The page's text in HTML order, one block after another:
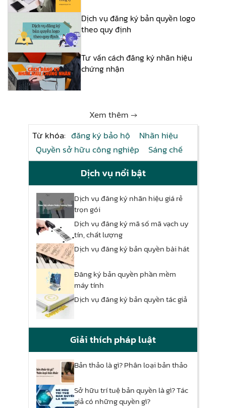
Dịch vụ đăng ký bản quyền logo
theo quy định
Tư vấn cách đăng ký nhãn hiệu
chứng nhận
Xem thêm →
Từ khóa: đăng ký bảo hộ
Nhãn hiệu
Quyền sở hữu công nghiệp
Sáng chế
Dịch vụ nổi bật
Dịch vụ đăng ký nhãn hiệu giá rẻ
trọn gói
Dịch vụ đăng ký mã số mã vạch uy
tín, chất lượng
Dịch vụ đăng ký bản quyền bài hát
Đăng ký bản quyền phần mềm
máy tính
Dịch vụ đăng ký bản quyền tác giả
Giải thích pháp luật
Bản thảo là gì? Phân loại bản thảo
Sở hữu trí tuệ bản quyền là gì? Tác
giả có những quyền gì?